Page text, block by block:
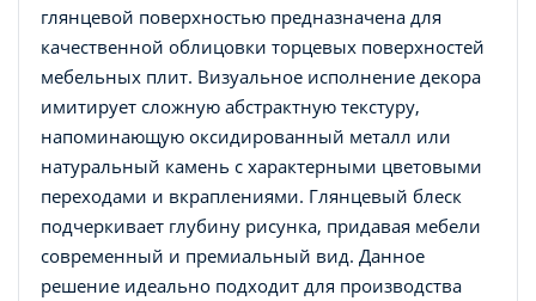
глянцевой поверхностью предназначена для
качественной облицовки торцевых поверхностей
мебельных плит. Визуальное исполнение декора
имитирует сложную абстрактную текстуру,
напоминающую оксидированный металл или
натуральный камень с характерными цветовыми
переходами и вкраплениями. Глянцевый блеск
подчеркивает глубину рисунка, придавая мебели
современный и премиальный вид. Данное
решение идеально подходит для производства